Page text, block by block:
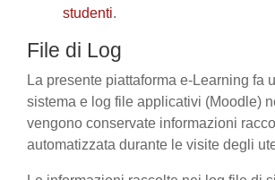
studenti.
File di Log
La presente piattaforma e-Learning fa
sistema e log file applicativi (Moodle)
vengono conservate informazioni
automatizzata durante le visite degli